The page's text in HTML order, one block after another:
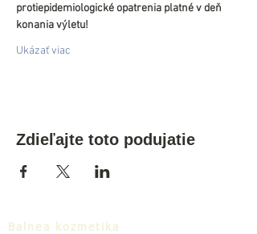
protiepidemiologické opatrenia platné v deň
konania výletu!
Ukázať viac
Zdieľajte toto podujatie
Balnea kozmetika